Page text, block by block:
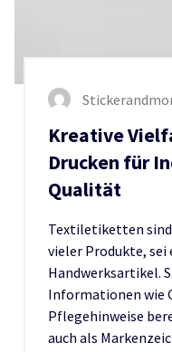
Kreative
Drucken für
Qualität
Textiletiketten
vieler Produkte, sei
Handwerksartikel.
Informationen wie
Pflegehinweise
auch als